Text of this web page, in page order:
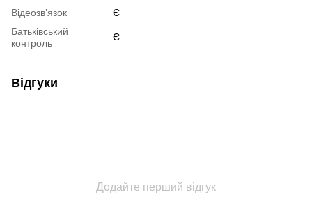
Відеозв’язок
Є
Батьківський
контроль
Є
Відгуки
Додайте перший відгук